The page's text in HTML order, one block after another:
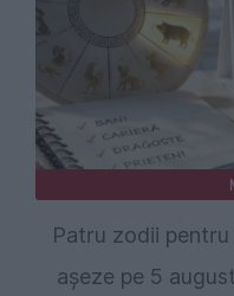
Patru zodii
așeze pe 5